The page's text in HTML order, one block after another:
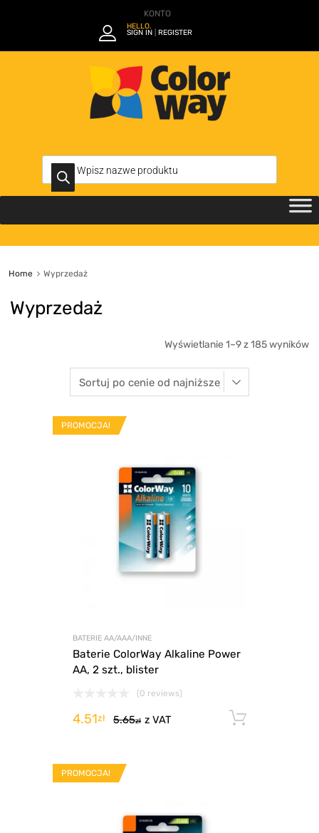
KONTO
HELLO.
SIGN IN REGISTER
Home Wyprzedaż
Wyprzedaż
Wyświetlanie 1–9 z 185 wyników
PROMOCJA!
BATERIE AA/AAA/INNE
Baterie ColorWay Alkaline Power
AA, 2 szt., blister
(0 reviews)
5.65zł
4.51zł z VAT
PROMOCJA!